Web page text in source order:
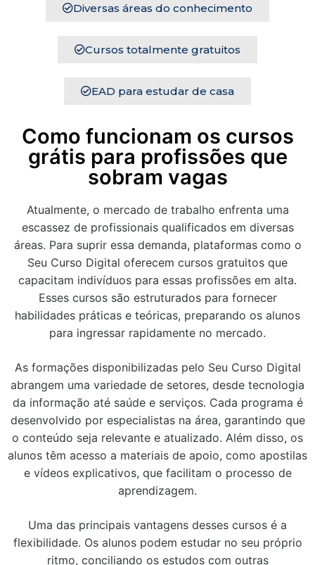
Diversas áreas do conhecimento
Cursos totalmente gratuitos
EAD para estudar de casa
Como funcionam os cursos
grátis para profissões que
sobram vagas
Atualmente, o mercado de trabalho enfrenta uma
escassez de profissionais qualificados em diversas
áreas. Para suprir essa demanda, plataformas como o
Seu Curso Digital oferecem cursos gratuitos que
capacitam indivíduos para essas profissões em alta.
Esses cursos são estruturados para fornecer
habilidades práticas e teóricas, preparando os alunos
para ingressar rapidamente no mercado.
As formações disponibilizadas pelo Seu Curso Digital
abrangem uma variedade de setores, desde tecnologia
da informação até saúde e serviços. Cada programa é
desenvolvido por especialistas na área, garantindo que
o conteúdo seja relevante e atualizado. Além disso, os
alunos têm acesso a materiais de apoio, como apostilas
e vídeos explicativos, que facilitam o processo de
aprendizagem.
Uma das principais vantagens desses cursos é a
flexibilidade. Os alunos podem estudar no seu próprio
ritmo, conciliando os estudos com outras